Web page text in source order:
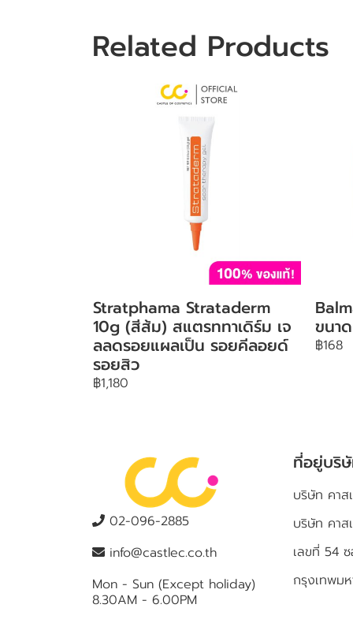
Related Products
Stratphama Strataderm
10g (สีส้ม) สแตรททาเดิร์ม เจ
ลลดรอยแผลเป็น รอยคีลอยด์
รอยสิว
฿1,180
ขนา
฿168
02-096-2885
info@castlec.co.th
Mon - Sun (Except holiday)
8.30AM - 6.00PM
ที่อยู่บริ
บริษัท คาส
บริษัท คา
เลขที่ 54
กรุงเทพม